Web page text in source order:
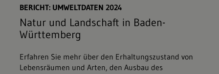
BERICHT: UMWELTDATEN 2024
Natur und Landschaft in Baden-
Württemberg
Erfahren Sie mehr über den Erhaltungszustand von
Lebensräumen und Arten, den Ausbau des